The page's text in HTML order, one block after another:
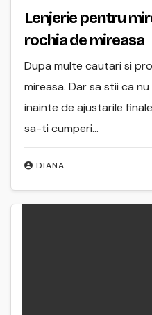
Lenjerie pentru
rochia de mireasa
DIANA
Dupa multe cautari si
mireasa. Dar sa stii ca
inainte de ajustarile
sa-ti cumperi…